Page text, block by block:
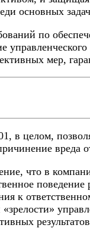
основных
по
мер,
в целом,
вреда
что в
к